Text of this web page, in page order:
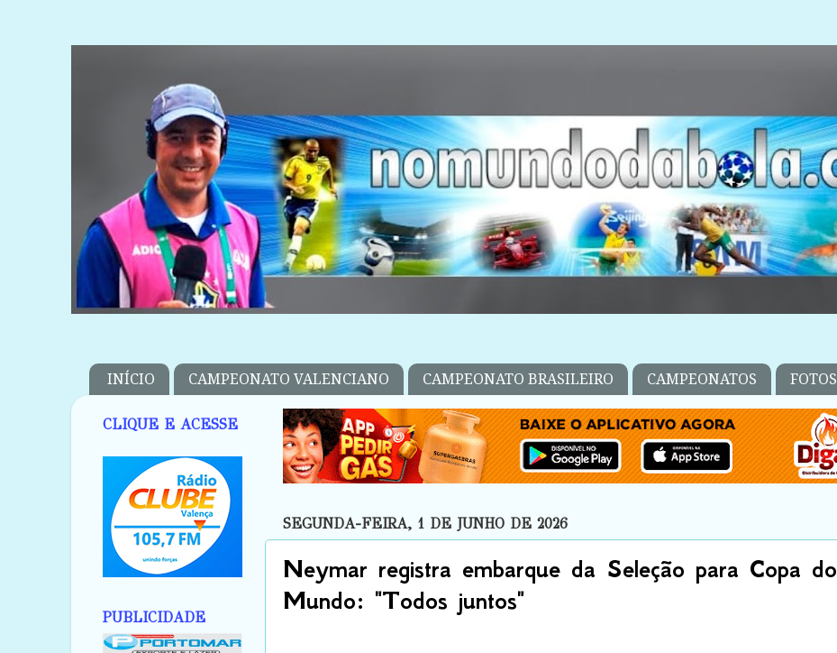
INÍCIO CAMPEONATO VALENCIANO CAMPEONATO BRASILEIRO CAMPEONATOS FOTOS
SEGUNDA-FEIRA, 1 DE JUNHO DE 2026
Neymar registra embarque da Seleção para Copa do
Mundo: "Todos juntos"
CLIQUE E ACESSE
PUBLICIDADE